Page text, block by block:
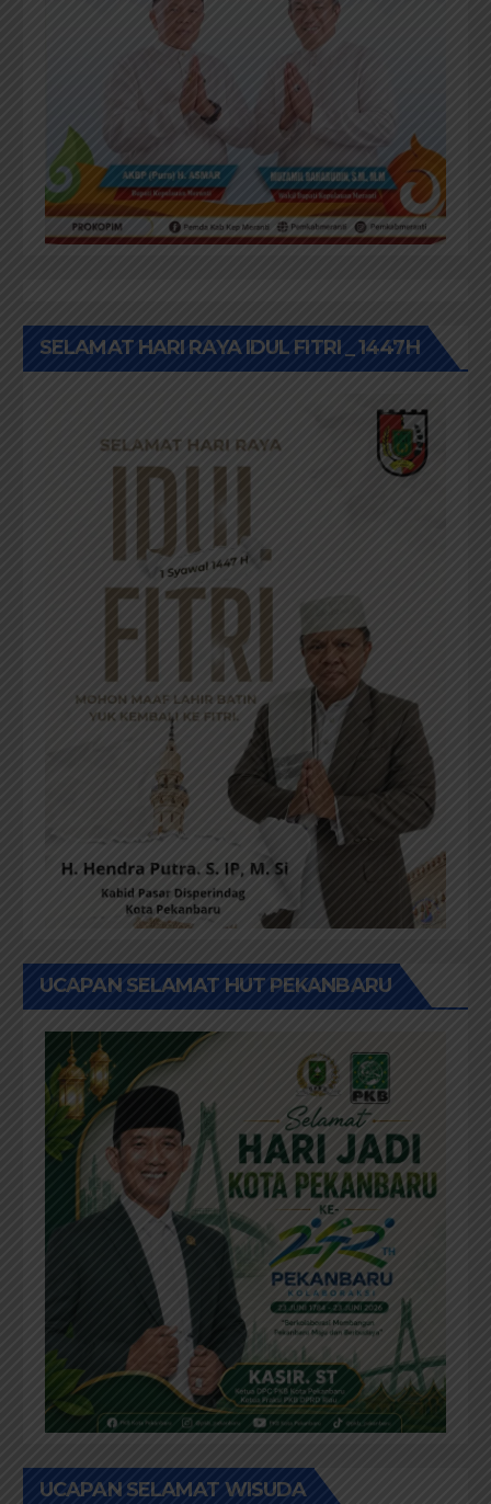
SELAMAT HARI RAYA IDUL FITRI _ 1447H
UCAPAN SELAMAT HUT PEKANBARU
UCAPAN SELAMAT WISUDA